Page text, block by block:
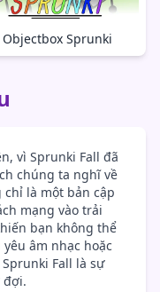
Objectbox Sprunki
vì Sprunki Fall đã
chúng ta nghĩ về
chỉ là một bản cập
mạng vào trải
bạn không thể
âm nhạc hoặc
Fall là sự
đợi.